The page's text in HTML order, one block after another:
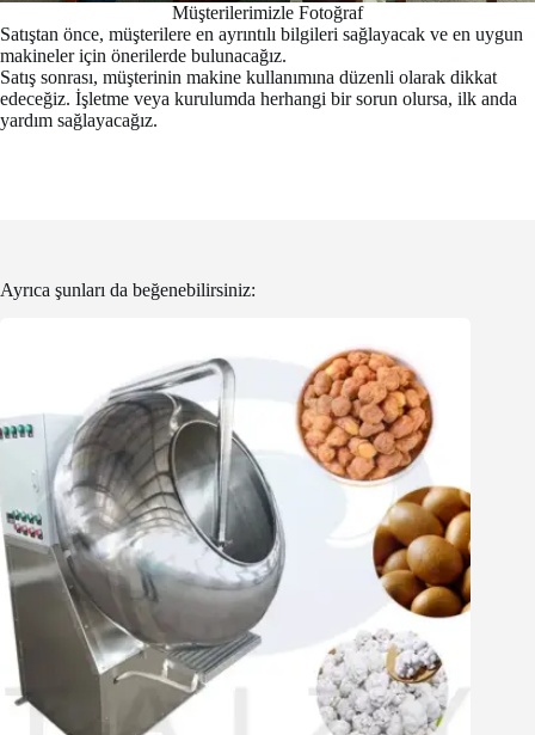
Müşterilerimizle Fotoğraf
Satıştan önce, müşterilere en ayrıntılı bilgileri sağlayacak ve en uygun
makineler için önerilerde bulunacağız.
Satış sonrası, müşterinin makine kullanımına düzenli olarak dikkat
edeceğiz. İşletme veya kurulumda herhangi bir sorun olursa, ilk anda
yardım sağlayacağız.
Ayrıca şunları da beğenebilirsiniz: